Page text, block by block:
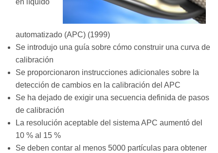
en líquido
automatizado (APC) (1999)
Se introdujo una guía sobre cómo construir una curva de
calibración
Se proporcionaron instrucciones adicionales sobre la
detección de cambios en la calibración del APC
Se ha dejado de exigir una secuencia definida de pasos
de calibración
La resolución aceptable del sistema APC aumentó del
10 % al 15 %
Se deben contar al menos 5000 partículas para obtener